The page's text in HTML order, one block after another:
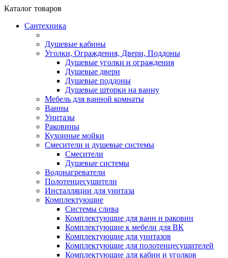
Каталог товаров
Сантехника
Душевые кабины
Уголки, Ограждения, Двери, Поддоны
Душевые уголки и ограждения
Душевые двери
Душевые поддоны
Душевые шторки на ванну
Мебель для ванной комнаты
Ванны
Унитазы
Раковины
Кухонные мойки
Смесители и душевые системы
Смесители
Душевые системы
Водонагреватели
Полотенцесушители
Инсталляции для унитаза
Комплектующие
Системы слива
Комплектующие для ванн и раковин
Комплектующие к мебели для ВК
Комплектующие для унитазов
Комплектующие для полотенцесушителей
Комплектующие для кабин и уголков